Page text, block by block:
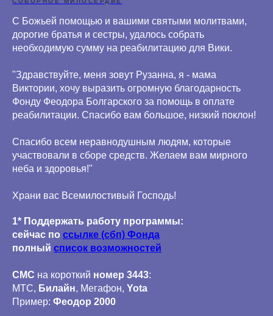
С Божьей помощью и вашими святыми молитвами,
дорогие братья и сестры, удалось собрать
необходимую сумму на реабилитацию для Вики.
"Здравствуйте, меня зовут Рузанна, я - мама
Виктории, хочу выразить огромную благодарность
Фонду Феодора Болгарского за помощь в оплате
реабилитации. Спасибо вам большое, низкий поклон!
Спасибо всем неравнодушным людям, которые
участвовали в сборе средств. Желаем вам мирного
неба и здоровья!"
Храни вас Всемилостивый Господь!
1* Поддержать работу программы:
сейчас по ссылке (сбп) Фонда
полный список возможностей
СМС на короткий номер 3443:
МТС, Билайн, Мегафон, Yota
Пример: Феодор 2000